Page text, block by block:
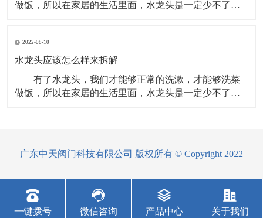
做饭，所以在家居的生活里面，水龙头是一定少不了
就来给大家具体的介绍一下。 方法/步骤 准备工
作：在更换水龙头前，小编首先将进水阀关闭掉。进水
2022-08-10
水龙头应该怎么样来拆解
有了水龙头，我们才能够正常的洗漱，才能够洗菜
做饭，所以在家居的生活里面，水龙头是一定少不了
作：在更换水龙头前，小编首先将进水阀关闭掉。进水
阀位于厨
广东中天阀门科技有限公司 版权所有 © Copyright 2022
一键拨号 微信咨询 产品中心 关于我们